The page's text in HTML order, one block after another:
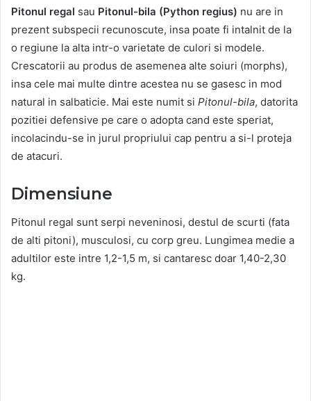
Pitonul regal sau Pitonul-bila (Python regius) nu are in
prezent subspecii recunoscute, insa poate fi intalnit de la
o regiune la alta intr-o varietate de culori si modele.
Crescatorii au produs de asemenea alte soiuri (morphs),
insa cele mai multe dintre acestea nu se gasesc in mod
natural in salbaticie. Mai este numit si Pitonul-bila, datorita
pozitiei defensive pe care o adopta cand este speriat,
incolacindu-se in jurul propriului cap pentru a si-l proteja
de atacuri.
Dimensiune
Pitonul regal sunt serpi neveninosi, destul de scurti (fata
de alti pitoni), musculosi, cu corp greu. Lungimea medie a
adultilor este intre 1,2-1,5 m, si cantaresc doar 1,40-2,30
kg.